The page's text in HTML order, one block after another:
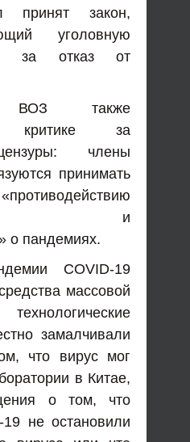
принят закон,
уголовную
за отказ от
ВОЗ также
критике за
члены
принимать
и
о пандемиях.
COVID-19
массовой
замалчивали
что вирус мог
в Китае,
о том, что
не остановили